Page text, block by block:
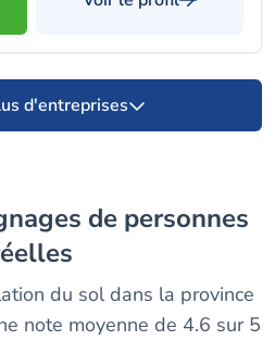
d'entreprises
du sol dans la province
note moyenne de 4.6 sur 5